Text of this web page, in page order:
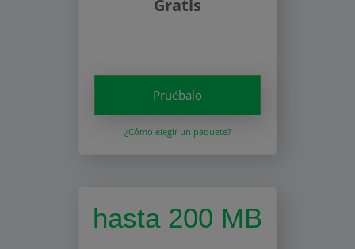
Gratis
Pruébalo
¿Cómo elegir un paquete?
hasta 200 MB